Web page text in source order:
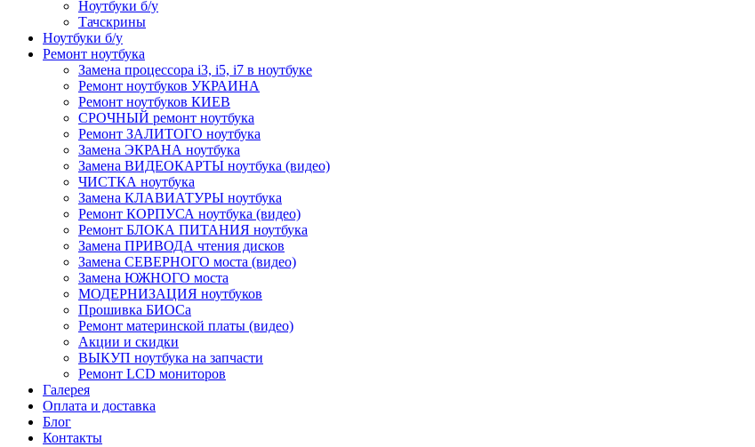
Ноутбуки б/у
Тачскрины
Ноутбуки б/у
Ремонт ноутбука
Замена процессора i3, i5, i7 в ноутбуке
Ремонт ноутбуков УКРАИНА
Ремонт ноутбуков КИЕВ
СРОЧНЫЙ ремонт ноутбука
Ремонт ЗАЛИТОГО ноутбука
Замена ЭКРАНА ноутбука
Замена ВИДЕОКАРТЫ ноутбука (видео)
ЧИСТКА ноутбука
Замена КЛАВИАТУРЫ ноутбука
Ремонт КОРПУСА ноутбука (видео)
Ремонт БЛОКА ПИТАНИЯ ноутбука
Замена ПРИВОДА чтения дисков
Замена СЕВЕРНОГО моста (видео)
Замена ЮЖНОГО моста
МОДЕРНИЗАЦИЯ ноутбуков
Прошивка БИОСа
Ремонт материнской платы (видео)
Акции и скидки
ВЫКУП ноутбука на запчасти
Ремонт LCD мониторов
Галерея
Оплата и доставка
Блог
Контакты